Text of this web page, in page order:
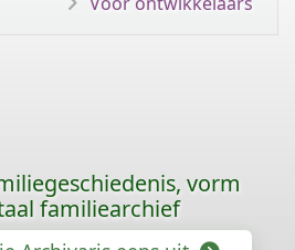
vorm
familiearchief